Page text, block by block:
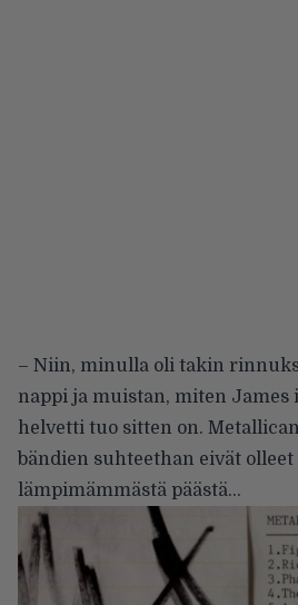
– Niin, minulla oli takin
nappi ja muistan, miten
helvetti tuo sitten on.
bändien suhteethan eivät
lämpimämmästä päästä…